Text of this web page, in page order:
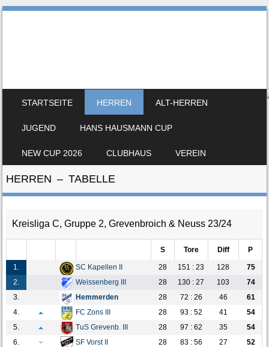
STARTSEITE HERREN ALT-HERREN
JUGEND HANS HAUSMANN CUP
NEW CUP 2026 CLUBHAUS VEREIN
HERREN – TABELLE
Kreisliga C, Gruppe 2, Grevenbroich & Neuss 23/24
S Tore Diff P
1. SC Kapellen II 28 151 : 23 128
75
2.
Weissenberg III 28 130 : 27 103
74
3.
Hemmerden 28 72 : 26 46
61
4.
FC Zons III 28 93 : 52 41
54
5.
TuS Grevenb. III 28 97 : 62 35
54
6.
SF Vorst II 28 83 : 56 27
52